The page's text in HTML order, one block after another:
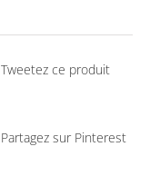
Tweetez ce produit
Partagez sur Pinterest